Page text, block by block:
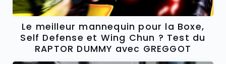
Le meilleur mannequin pour la Boxe,
Self Defense et Wing Chun ? Test du
RAPTOR DUMMY avec GREGGOT